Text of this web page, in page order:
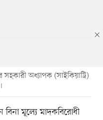
অধ্যাপক (সাইকিয়াট্রি)
মূল্যে মাদকবিরোধী